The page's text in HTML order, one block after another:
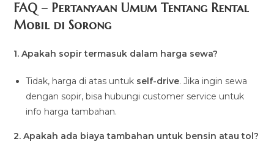
FAQ – Pertanyaan Umum Tentang Rental
Mobil di Sorong
1. Apakah sopir termasuk dalam harga sewa?
Tidak, harga di atas untuk self-drive. Jika ingin sewa
dengan sopir, bisa hubungi customer service untuk
info harga tambahan.
2. Apakah ada biaya tambahan untuk bensin atau tol?